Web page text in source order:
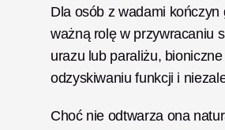
Dla osób z wadami kończyn
ważną rolę w przywracaniu
urazu lub paraliżu,
odzyskiwaniu funkcji i
Choć nie odtwarza ona